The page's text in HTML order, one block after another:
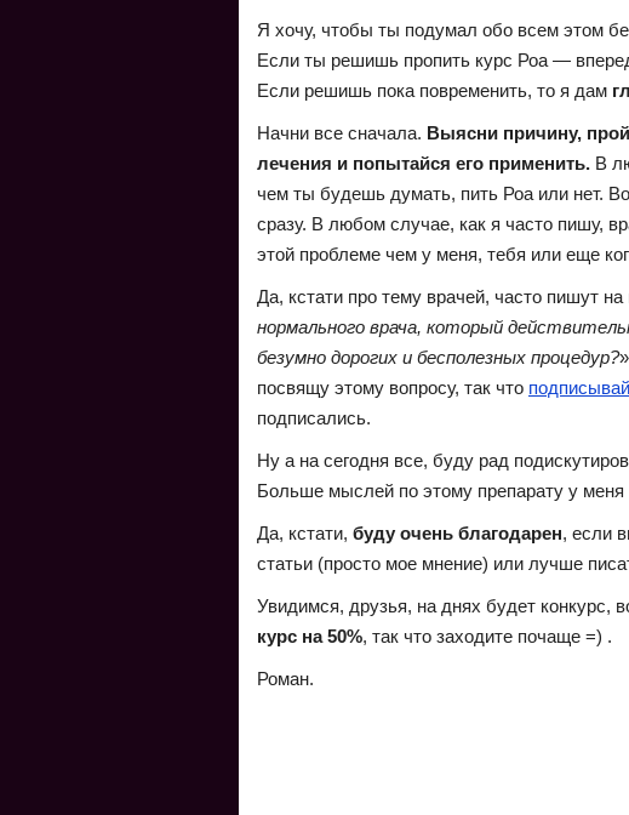
Я хочу, чтобы ты подумал обо всем этом
Если ты решишь пропить курс Роа —
Если решишь пока повременить, то я дам
Начни все сначала. Выясни причину,
лечения и попытайся его применить. В
чем ты будешь думать, пить Роа или нет.
сразу. В любом случае, как я часто пишу,
этой проблеме чем у меня, тебя или еще
Да, кстати про тему врачей, часто пишут
нормального врача, который
безумно дорогих и бесполезных процедур?
посвящу этому вопросу, так что
подписались.
Ну а на сегодня все, буду рад
Больше мыслей по этому препарату у меня
Да, кстати, буду очень благодарен, если
статьи (просто мое мнение) или лучше
Увидимся, друзья, на днях будет конкурс,
курс на 50%, так что заходите почаще =) .
Роман.